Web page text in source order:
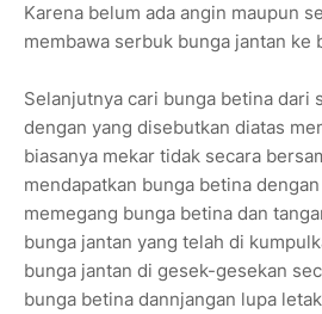
Karena belum ada angin maupun
membawa serbuk bunga jantan ke
Selanjutnya cari bunga betina dari
dengan yang disebutkan diatas
biasanya mekar tidak secara
mendapatkan bunga betina
memegang bunga betina dan
bunga jantan yang telah di
bunga jantan di gesek-gesekan
bunga betina dannjangan lupa